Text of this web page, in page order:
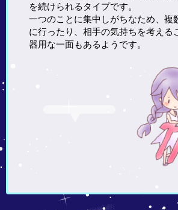
を続けられるタイプです。
一つのことに集中しがちなため、複
に行ったり、相手の気持ちを考える
器用な一面もあるようです。